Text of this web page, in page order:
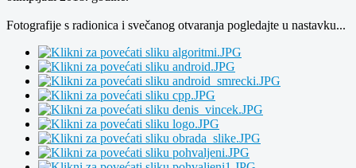
Fotografije s radionica i svečanog otvaranja pogledajte u nastavku...